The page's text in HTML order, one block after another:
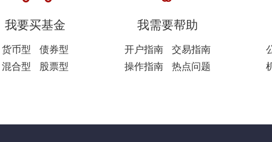
我要买基金
货币型
债券型
混合型
股票型
我需要帮助
开户指南
交易指南
操作指南
热点问题